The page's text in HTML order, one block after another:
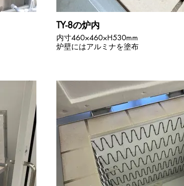
TY-8の炉内
内寸460×460×H530mm
炉壁にはアルミナを塗布